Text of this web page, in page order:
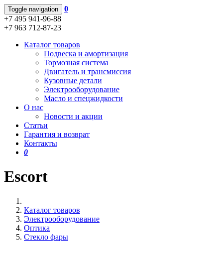
Toggle navigation
0
+7 495 941-96-88
+7 963 712-87-23
Каталог товаров
Подвеска и амортизация
Тормозная система
Двигатель и трансмиссия
Кузовные детали
Электрооборудование
Масло и спецжидкости
О нас
Новости и акции
Статьи
Гарантия и возврат
Контакты
0
Escort
Каталог товаров
Электрооборудование
Оптика
Стекло фары